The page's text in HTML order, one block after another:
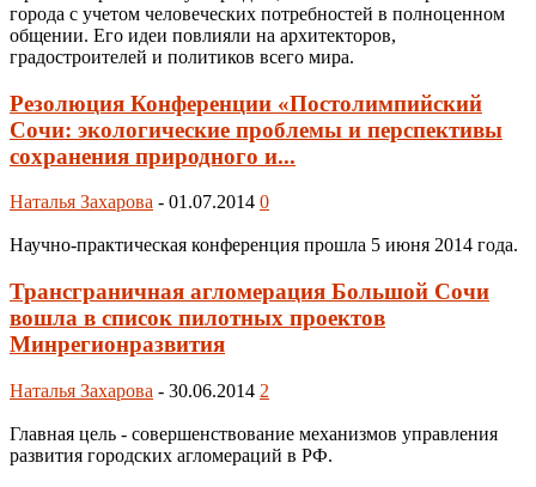
города с учетом человеческих потребностей в полноценном
общении. Его идеи повлияли на архитекторов,
градостроителей и политиков всего мира.
Резолюция Конференции «Постолимпийский
Сочи: экологические проблемы и перспективы
сохранения природного и...
Наталья Захарова - 01.07.2014 0
Научно-практическая конференция прошла 5 июня 2014 года.
Трансграничная агломерация Большой Сочи
вошла в список пилотных проектов
Минрегионразвития
Наталья Захарова - 30.06.2014 2
Главная цель - совершенствование механизмов управления
развития городских агломераций в РФ.